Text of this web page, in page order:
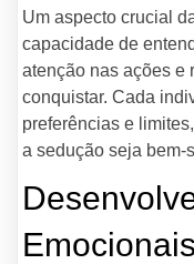
Um aspecto crucial
capacidade de
atenção nas ações e
conquistar. Cada
preferências e
a sedução seja bem-
Emocionais